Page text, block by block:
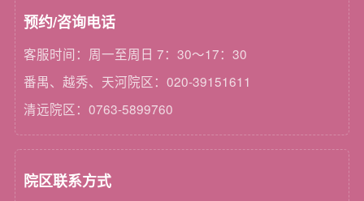
预约/咨询电话
客服时间：周一至周日 7：30～17：30
番禺、越秀、天河院区：020-39151611
清远院区：0763-5899760
院区联系方式